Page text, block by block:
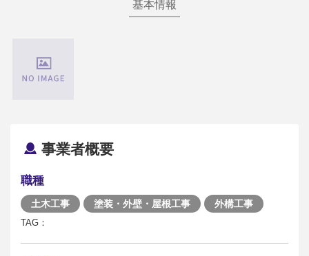
基本情報
事業者概要
職種
土木工事 塗装・外壁・屋根工事 外構工事
TAG：